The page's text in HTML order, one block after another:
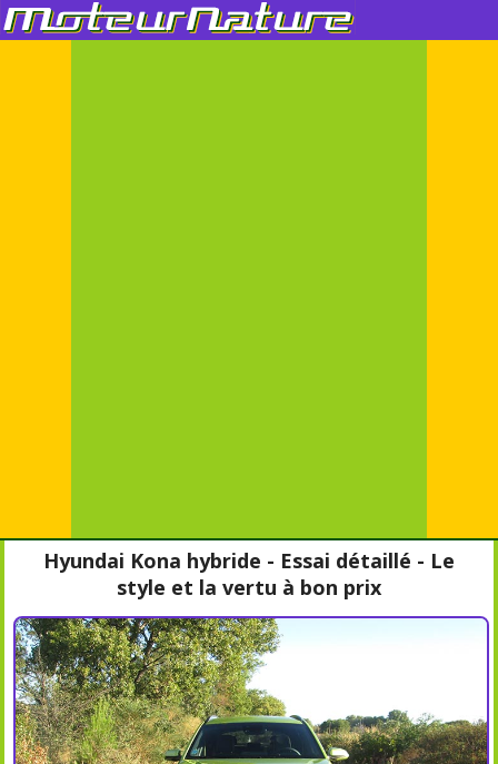
Hyundai Kona hybride - Essai détaillé - Le
style et la vertu à bon prix